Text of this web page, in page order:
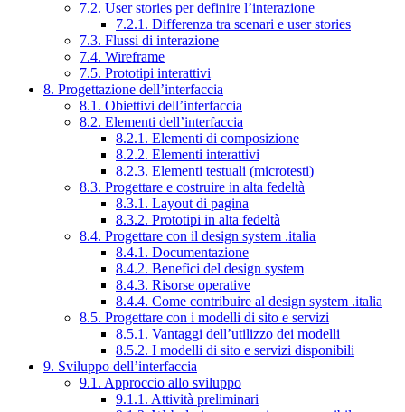
7.2. User stories per definire l’interazione
7.2.1. Differenza tra scenari e user stories
7.3. Flussi di interazione
7.4. Wireframe
7.5. Prototipi interattivi
8. Progettazione dell’interfaccia
8.1. Obiettivi dell’interfaccia
8.2. Elementi dell’interfaccia
8.2.1. Elementi di composizione
8.2.2. Elementi interattivi
8.2.3. Elementi testuali (microtesti)
8.3. Progettare e costruire in alta fedeltà
8.3.1. Layout di pagina
8.3.2. Prototipi in alta fedeltà
8.4. Progettare con il design system .italia
8.4.1. Documentazione
8.4.2. Benefici del design system
8.4.3. Risorse operative
8.4.4. Come contribuire al design system .italia
8.5. Progettare con i modelli di sito e servizi
8.5.1. Vantaggi dell’utilizzo dei modelli
8.5.2. I modelli di sito e servizi disponibili
9. Sviluppo dell’interfaccia
9.1. Approccio allo sviluppo
9.1.1. Attività preliminari